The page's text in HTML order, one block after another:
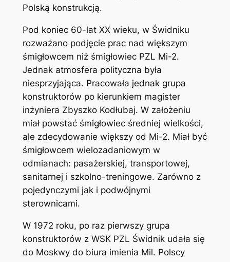
Polską konstrukcją.
Pod koniec 60-lat XX wieku, w Świdniku
rozważano podjęcie prac nad większym
śmigłowcem niż śmigłowiec PZL Mi-2.
Jednak atmosfera polityczna była
niesprzyjająca. Pracowała jednak grupa
konstruktorów po kierunkiem magister
inżyniera Zbyszko Kodłubaj. W założeniu
miał powstać śmigłowiec średniej wielkości,
ale zdecydowanie większy od Mi-2. Miał być
śmigłowcem wielozadaniowym w
odmianach: pasażerskiej, transportowej,
sanitarnej i szkolno-treningowe. Zarówno z
pojedynczymi jak i podwójnymi
sterownicami.
W 1972 roku, po raz pierwszy grupa
konstruktorów z WSK PZL Świdnik udała się
do Moskwy do biura imienia Mil. Polscy